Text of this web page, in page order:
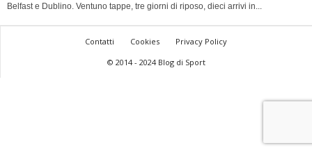
Belfast e Dublino. Ventuno tappe, tre giorni di riposo, dieci arrivi in...
Contatti Cookies
Privacy Policy
© 2014 - 2024 Blog di Sport